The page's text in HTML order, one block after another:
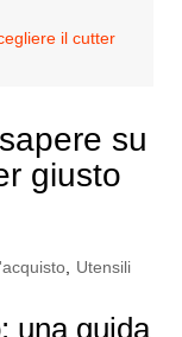
il cutter
su
giusto
, Utensili
una guida